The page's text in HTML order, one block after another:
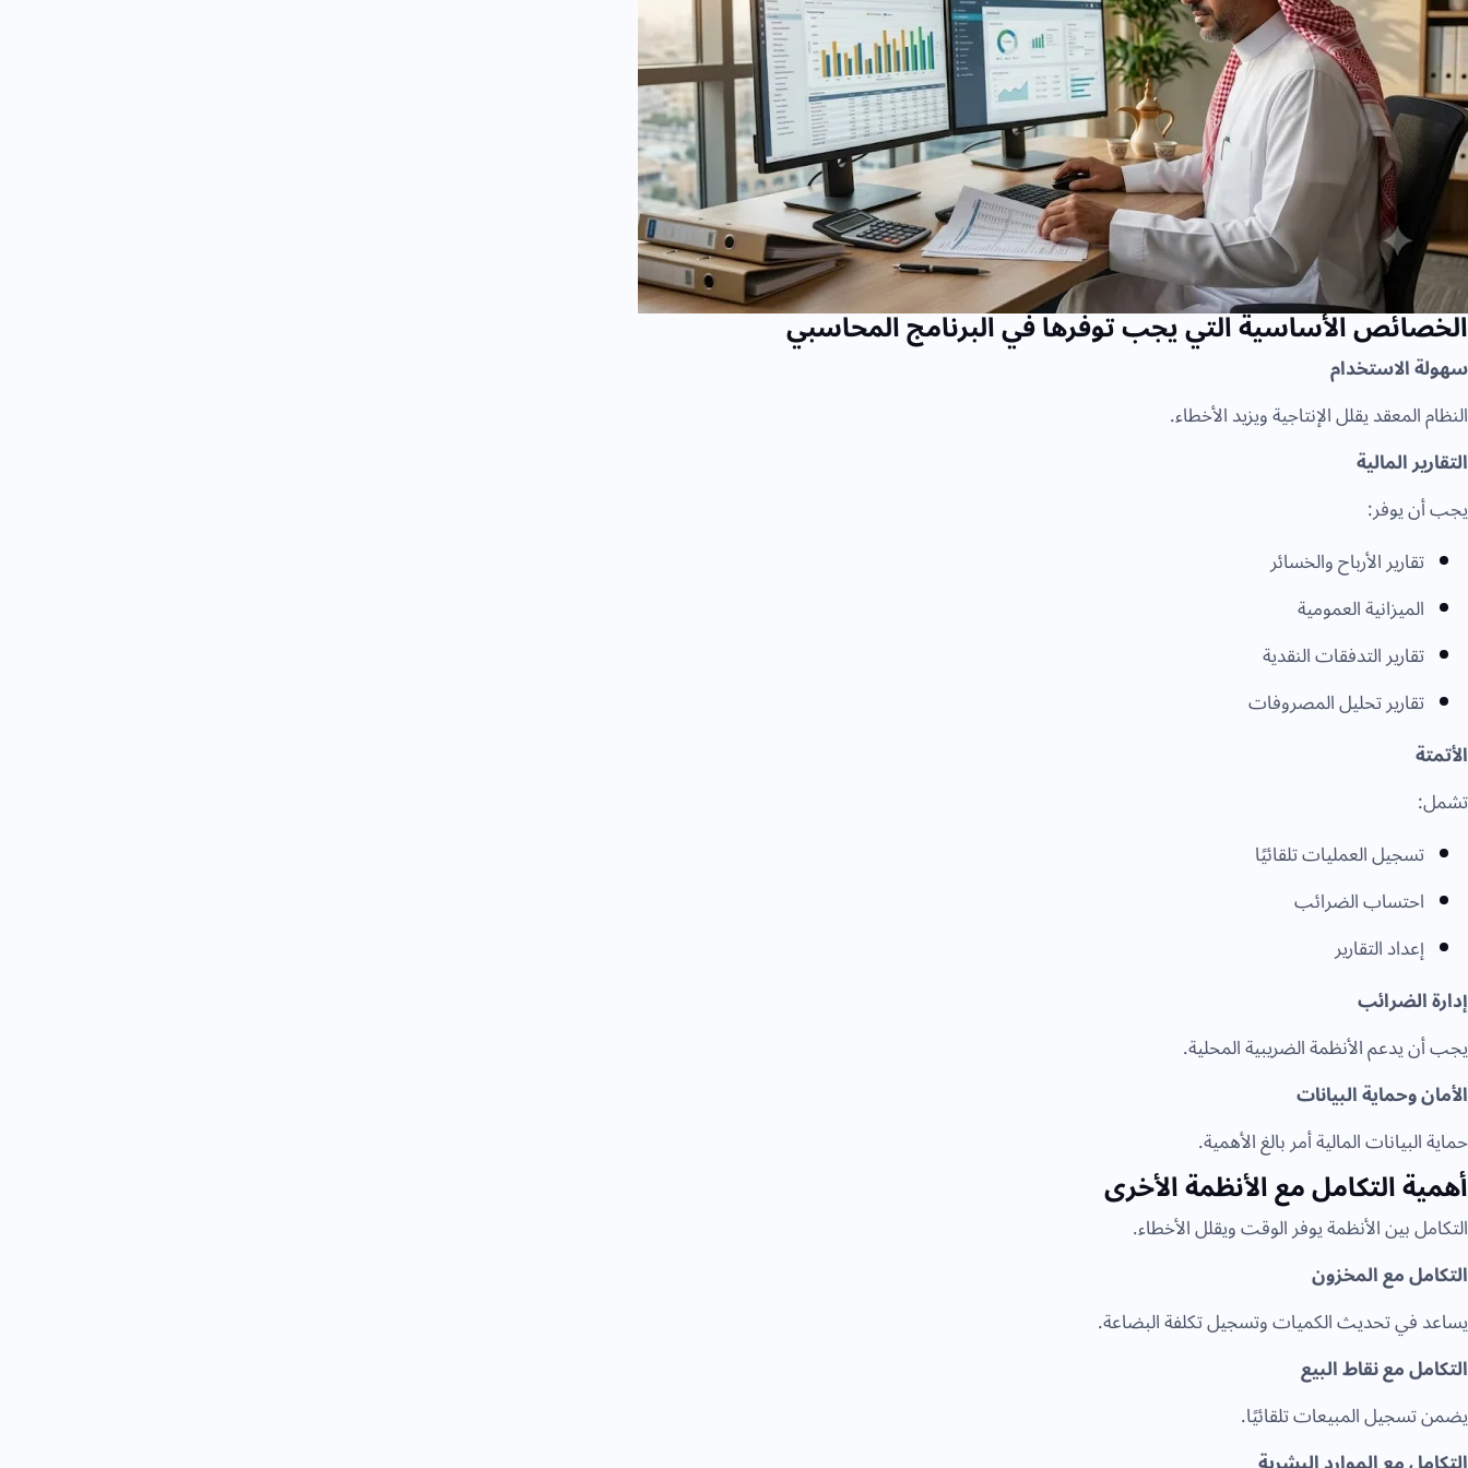
الخصائص الأساسية التي يجب توفرها في البرنامج المحاسبي
سهولة الاستخدام
النظام المعقد يقلل الإنتاجية ويزيد الأخطاء.
التقارير المالية
يجب أن يوفر:
تقارير الأرباح والخسائر
الميزانية العمومية
تقارير التدفقات النقدية
تقارير تحليل المصروفات
الأتمتة
تشمل:
تسجيل العمليات تلقائيًا
احتساب الضرائب
إعداد التقارير
إدارة الضرائب
يجب أن يدعم الأنظمة الضريبية المحلية.
الأمان وحماية البيانات
حماية البيانات المالية أمر بالغ الأهمية.
أهمية التكامل مع الأنظمة الأخرى
التكامل بين الأنظمة يوفر الوقت ويقلل الأخطاء.
التكامل مع المخزون
يساعد في تحديث الكميات وتسجيل تكلفة البضاعة.
التكامل مع نقاط البيع
يضمن تسجيل المبيعات تلقائيًا.